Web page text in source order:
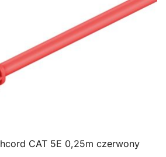
CAT 5E 0,25m czerwony